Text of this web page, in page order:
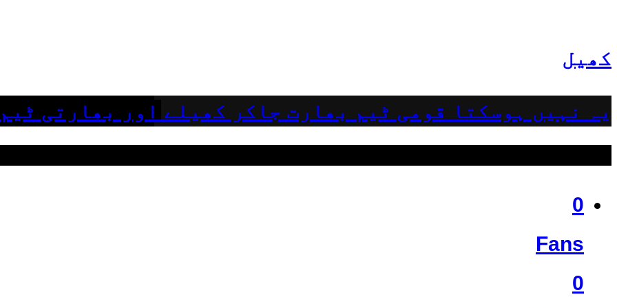
کھیل
یہ نہیں ہوسکتا قومی ٹیم بھارت جاکر کھیلے اور بھارتی
0
Fans
0